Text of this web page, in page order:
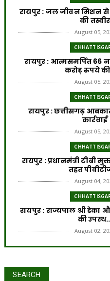
रायपुर : जल जीवन मिशन से
की तस्वीर
August 05,
रायपुर : आत्मसमर्पित 66
करोड़ रुपये की
August 05,
रायपुर : छत्तीसगढ़
कार्रवाई
August 05,
रायपुर : प्रधानमंत्री टीबी
तहत
August 04,
रायपुर : राज्यपाल श्री डेका
की
August 02,
SEARCH